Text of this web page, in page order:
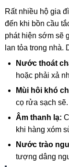
Rất nhiều hộ gia
đến khi bồn cầu
phát hiện sớm sẽ
lan tỏa trong nhà.
Nước thoát
hoặc phải xả
Mùi hôi khó
cọ rửa sạch sẽ.
Âm thanh lạ:
khi hàng xóm
Nước trào
tượng dâng